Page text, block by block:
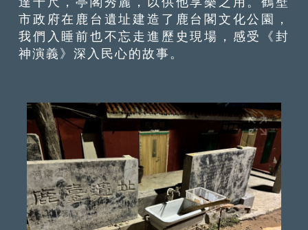
市政府在鹿台遺址建造了鹿台閣文化公園，
我們入睡前也不忘走進歷史現場，感受《封
神演義》深入民心的故事。